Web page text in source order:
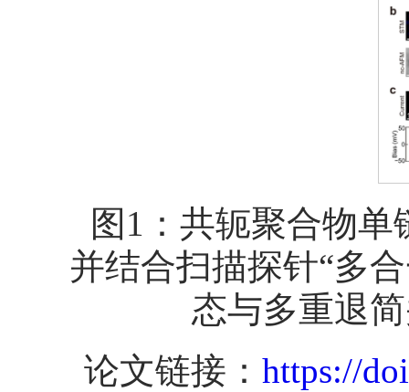
图1：共轭聚合物
并结合扫描探针“多
态与多重退
论文链接： https://